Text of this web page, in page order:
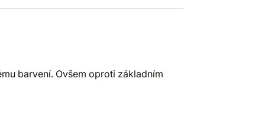
barvení. Ovšem oproti základním